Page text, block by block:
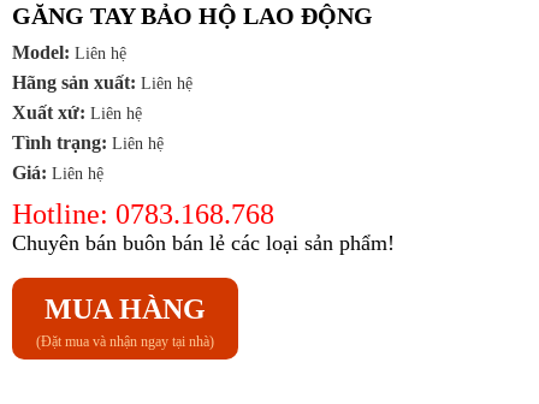
GĂNG TAY BẢO HỘ LAO ĐỘNG
Model: Liên hệ
Hãng sản xuất: Liên hệ
Xuất xứ: Liên hệ
Tình trạng: Liên hệ
Giá: Liên hệ
Hotline: 0783.168.768
Chuyên bán buôn bán lẻ các loại sản phẩm!
MUA HÀNG
(Đặt mua và nhận ngay tại nhà)